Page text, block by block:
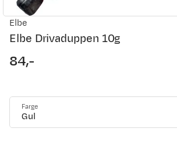
Elbe
Elbe Drivaduppen 10g
price
84,-
Farge
Gul